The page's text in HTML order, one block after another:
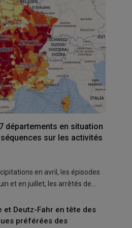
et d’aides familiaux
pour, 1 contre) le 4 juin la
le combat de son
et d’ aides familiaux,
un communiqué.
et aides familiauxayant
de réversion et les
61 000 personnes dont 52
départements en situation
sur les activités
en avril, les épisodes
et en juillet, les arrêtés de…
et Deutz-Fahr en tête des
préférées des